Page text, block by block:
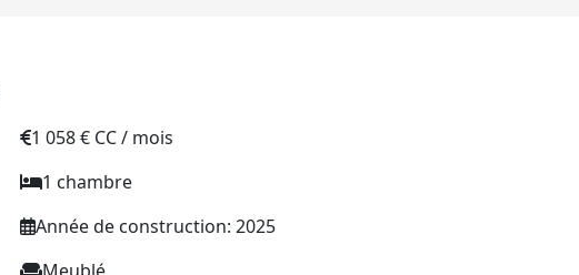
1 058 € CC / mois
1 chambre
Année de construction: 2025